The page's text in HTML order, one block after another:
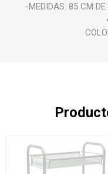
-MEDIDAS: 85 CM